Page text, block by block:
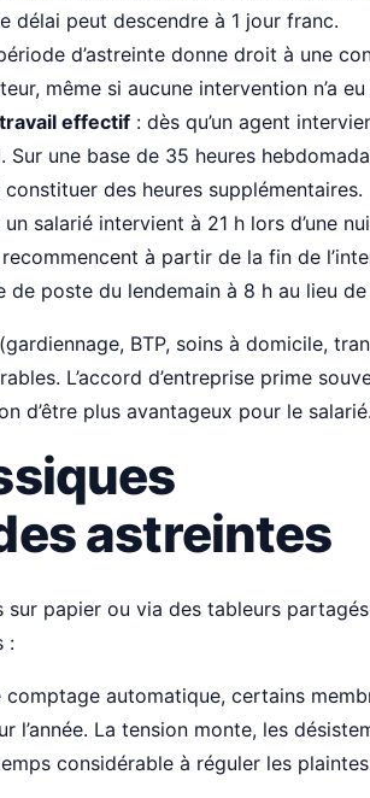
délai peut descendre à 1 jour franc.
d’astreinte donne droit à une
même si aucune intervention n’a eu
effectif : dès qu’un agent
une base de 35 heures
des heures supplémentaires.
un salarié intervient à 21 h lors d’une
à partir de la fin de
poste du lendemain à 8 h au lieu de
BTP, soins à domicile,
L’accord d’entreprise prime
d’être plus avantageux pour le salarié.
astreintes
papier ou via des tableurs
:
comptage automatique, certains
l’année. La tension monte, les
considérable à réguler les